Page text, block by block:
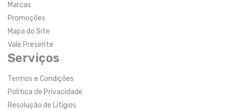
Marcas
Promoções
Mapa do Site
Vale Presente
Serviços
Termos e Condições
Politica de Privacidade
Resolução de Litígios